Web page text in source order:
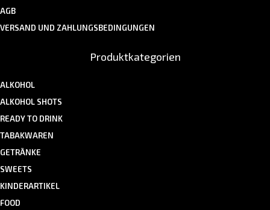
AGB
VERSAND UND ZAHLUNGSBEDINGUNGEN
Produktkategorien
ALKOHOL
ALKOHOL SHOTS
READY TO DRINK
TABAKWAREN
GETRÄNKE
SWEETS
KINDERARTIKEL
FOOD